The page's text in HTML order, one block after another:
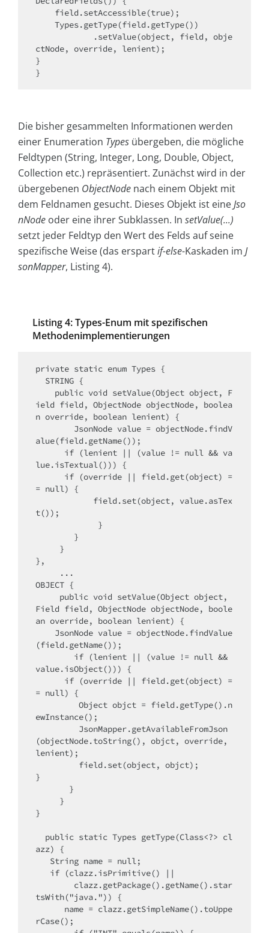
ctNode, override, lenient);
}
}
Die bisher gesammelten Informationen werden
einer Enumeration Types übergeben, die mögliche
Feldtypen (String, Integer, Long, Double, Object,
Collection etc.) repräsentiert. Zunächst wird in der
übergebenen ObjectNode nach einem Objekt mit
dem Feldnamen gesucht. Dieses Objekt ist eineJso
n­Node oder eine ihrer Subklassen. In setValue(...)
setzt jeder Feldtyp den Wert des Felds auf seine
spezifische Weise (das erspartif-else-Kaskaden im J
sonMapper, Listing 4).
Listing 4: Types-Enum mit spezifischen
Methodenimplementierungen
private static enum Types {
ield field, ObjectNode objectNode, boolea
n override, boolean lenient) {
alue(field.getName());
lue.isTextual())) {
= null) {
t());
},
OBJECT {
Field field, ObjectNode objectNode, boole
an override, boolean lenient) {
(field.getName());
value.isObject())) {
= null) {
ewInstance();
(objectNode.toString(), objct, override,
lenient);
}
}
azz) {
tsWith("java.")) {
rCase();